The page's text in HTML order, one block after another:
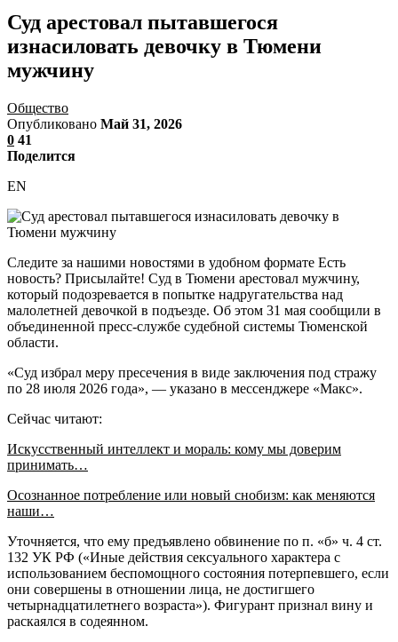
Суд арестовал пытавшегося
изнасиловать девочку в Тюмени
мужчину
Общество
Опубликовано Май 31, 2026
0 41
Поделится
EN
Следите за нашими новостями в удобном формате Есть
новость? Присылайте! Суд в Тюмени арестовал мужчину,
который подозревается в попытке надругательства над
малолетней девочкой в подъезде. Об этом 31 мая сообщили в
объединенной пресс-службе судебной системы Тюменской
области.
«Суд избрал меру пресечения в виде заключения под стражу
по 28 июля 2026 года», — указано в мессенджере «Макс».
Сейчас читают:
Искусственный интеллект и мораль: кому мы доверим
принимать…
Осознанное потребление или новый снобизм: как меняются
наши…
Уточняется, что ему предъявлено обвинение по п. «б» ч. 4 ст.
132 УК РФ («Иные действия сексуального характера с
использованием беспомощного состояния потерпевшего, если
они совершены в отношении лица, не достигшего
четырнадцатилетнего возраста»). Фигурант признал вину и
раскаялся в содеянном.